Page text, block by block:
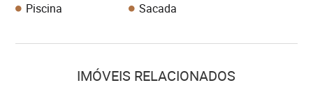
Piscina
Sacada
IMÓVEIS RELACIONADOS